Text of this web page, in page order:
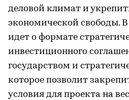
деловой климат и
экономической свободы. В
идет о формате
инвестиционного
государством и
которое позволит
условия для проекта на